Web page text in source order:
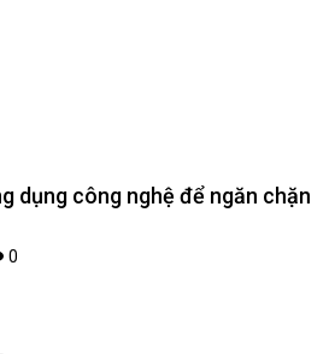
dụng công nghệ để ngăn chặn
0